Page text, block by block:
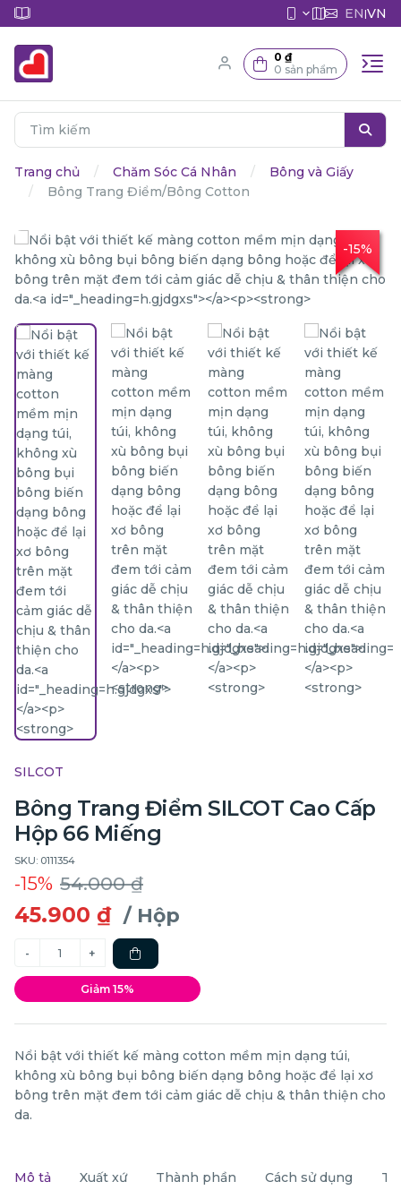
EN|VN
0 ₫
0 sản phẩm
Trang chủ Chăm Sóc Cá Nhân
Bông và Giấy
Bông Trang Điểm/Bông Cotton
-15%
SILCOT
Bông Trang Điểm SILCOT Cao Cấp
Hộp 66 Miếng
SKU: 0111354
-15% 54.000 ₫
45.900 ₫ / Hộp
Giảm 15%
Nổi bật với thiết kế màng cotton mềm mịn dạng túi,
không xù bông bụi bông biến dạng bông hoặc để lại xơ
bông trên mặt đem tới cảm giác dễ chịu & thân thiện cho
da.
Mô tả Xuất xứ Thành phần Cách sử dụng